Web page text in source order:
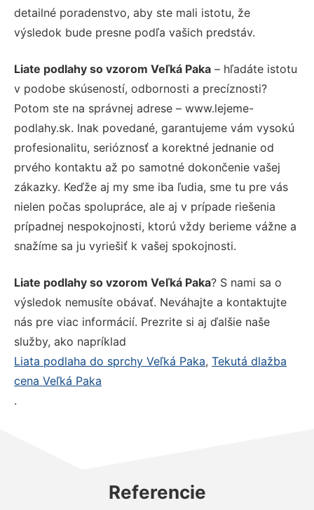
detailné poradenstvo, aby ste mali istotu, že
výsledok bude presne podľa vašich predstáv.
Liate podlahy so vzorom Veľká Paka – hľadáte istotu
v podobe skúseností, odbornosti a precíznosti?
Potom ste na správnej adrese – www.lejeme-
podlahy.sk. Inak povedané, garantujeme vám vysokú
profesionalitu, serióznosť a korektné jednanie od
prvého kontaktu až po samotné dokončenie vašej
zákazky. Keďže aj my sme iba ľudia, sme tu pre vás
nielen počas spolupráce, ale aj v prípade riešenia
prípadnej nespokojnosti, ktorú vždy berieme vážne a
snažíme sa ju vyriešiť k vašej spokojnosti.
Liate podlahy so vzorom Veľká Paka? S nami sa o
výsledok nemusíte obávať. Neváhajte a kontaktujte
nás pre viac informácií. Prezrite si aj ďalšie naše
služby, ako napríklad
Liata podlaha do sprchy Veľká Paka, Tekutá dlažba
cena Veľká Paka
.
Referencie